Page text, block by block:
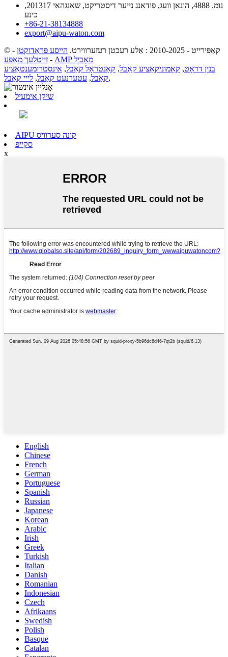
נומ. 4888, הונאן וועג, פודאנג נייער דיסטריקט, שאנגהאי 201317,
כינע
+86-21-38134888
export@aipu-waton.com
© קאַפּירייט - 2010-2025 : אַלע רעכטן רעזערווירט.
הייסע פּראָדוקטן -
זייטלעך מאַפּע -
AMP מאָביל
בנין דראָט, קאָמוניקאַציע קאַבל, קאָנטראָל קאַבל, אינסטרומענטאַציע
קאַבל, עטערנעט קאַבל, לייי קאַבל ,
שיקן אימעיל
AIPU קונה סערוויס
סקייפּ
x
English
Chinese
French
German
Portuguese
Spanish
Russian
Japanese
Korean
Arabic
Irish
Greek
Turkish
Italian
Danish
Romanian
Indonesian
Czech
Afrikaans
Swedish
Polish
Basque
Catalan